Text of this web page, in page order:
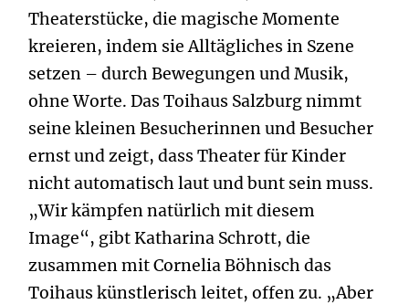
Theaterstücke, die magische Momente
kreieren, indem sie Alltägliches in Szene
setzen – durch Bewegungen und Musik,
ohne Worte. Das Toihaus Salzburg nimmt
seine kleinen Besucherinnen und Besucher
ernst und zeigt, dass Theater für Kinder
nicht automatisch laut und bunt sein muss.
„Wir kämpfen natürlich mit diesem
Image“, gibt Katharina Schrott, die
zusammen mit Cornelia Böhnisch das
Toihaus künstlerisch leitet, offen zu. „Aber